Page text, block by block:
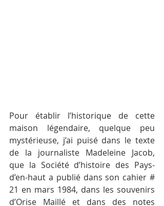
Pour établir l’historique de cette
maison légendaire, quelque peu
mystérieuse, j’ai puisé dans le texte
de la journaliste Madeleine Jacob,
que la Société d’histoire des Pays-
d’en-haut a publié dans son cahier #
21 en mars 1984, dans les souvenirs
d’Orise Maillé et dans des notes